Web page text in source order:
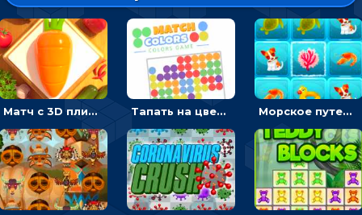
Матч с 3D плитками: раскладывать одинаковые предметы в окошки по три в ряд Тапать на цветные точки, чтобы взрывать одинаковые - три в ряд Морское путешествие: двигай блоки, чтобы соединять одинаковые по три в ря